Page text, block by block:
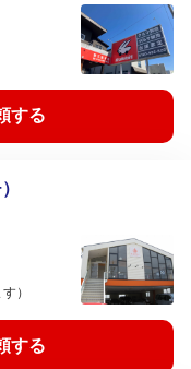
する
）
する